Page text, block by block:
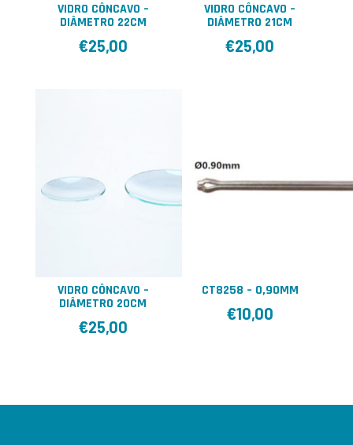
VIDRO CÔNCAVO –
DIÂMETRO 22CM
€25,00
VIDRO CÔNCAVO –
DIÂMETRO 21CM
€25,00
VIDRO CÔNCAVO –
DIÂMETRO 20CM
€25,00
CT8258 – 0,90MM
€10,00